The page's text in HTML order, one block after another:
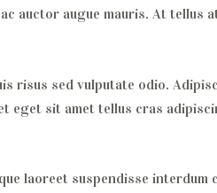
auctor augue mauris. At tellus
risus sed vulputate odio.
eget sit amet tellus cras
laoreet suspendisse interdum